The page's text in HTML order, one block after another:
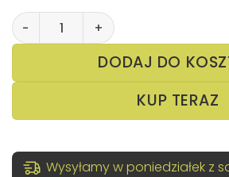
ilość Schodki dla Psa do
DODAJ DO
KUP TERAZ
Wysyłamy w poniedziałek z